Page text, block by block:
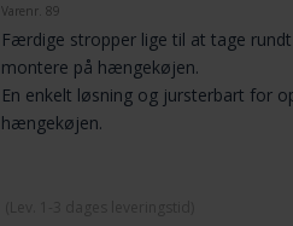
Varenr. 89
Færdige stropper lige til at tage
montere på hængekøjen.
En enkelt løsning og jursterbart for
hængekøjen.